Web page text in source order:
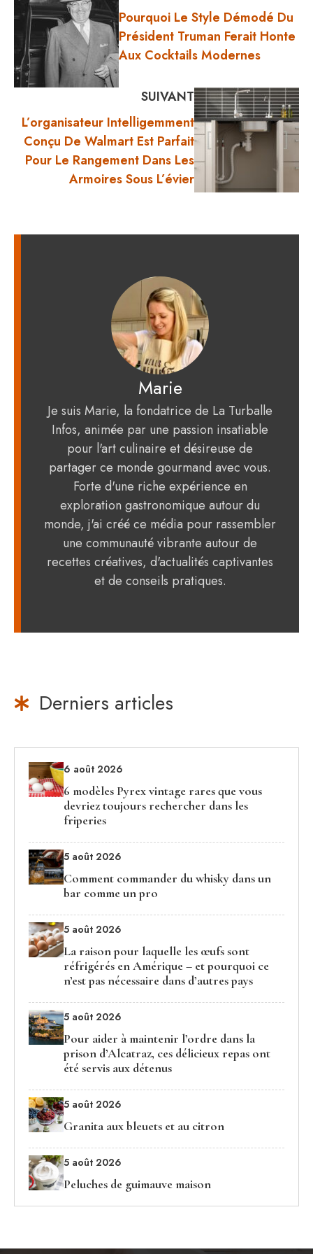
Pourquoi Le Style Démodé Du
Président Truman Ferait Honte
Aux Cocktails Modernes
SUIVANT
L’organisateur Intelligemment
Conçu De Walmart Est Parfait
Pour Le Rangement Dans Les
Armoires Sous L’évier
Marie
Je suis Marie, la fondatrice de La Turballe
Infos, animée par une passion insatiable
pour l'art culinaire et désireuse de
partager ce monde gourmand avec vous.
Forte d'une riche expérience en
exploration gastronomique autour du
monde, j'ai créé ce média pour rassembler
une communauté vibrante autour de
recettes créatives, d'actualités captivantes
et de conseils pratiques.
Derniers articles
6 août 2026
6 modèles Pyrex vintage rares que vous
devriez toujours rechercher dans les
friperies
5 août 2026
Comment commander du whisky dans un
bar comme un pro
5 août 2026
La raison pour laquelle les œufs sont
réfrigérés en Amérique – et pourquoi ce
n’est pas nécessaire dans d’autres pays
5 août 2026
Pour aider à maintenir l’ordre dans la
prison d’Alcatraz, ces délicieux repas ont
été servis aux détenus
5 août 2026
Granita aux bleuets et au citron
5 août 2026
Peluches de guimauve maison